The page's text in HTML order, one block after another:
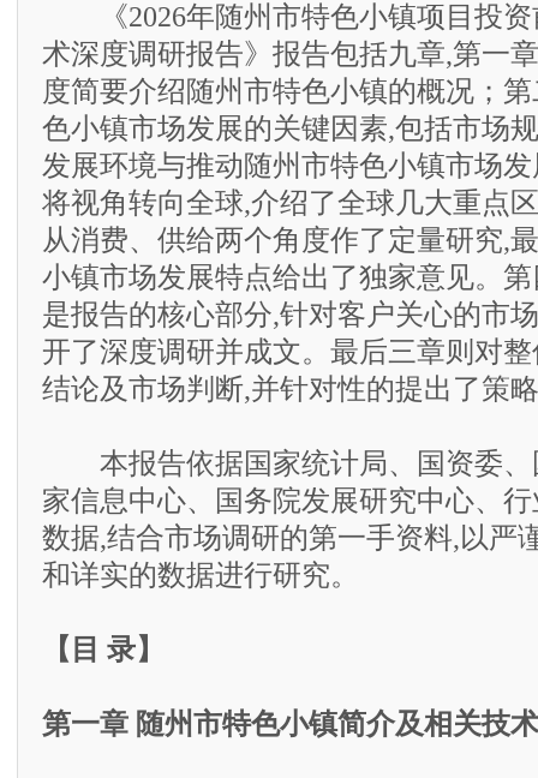
《2026年随州市特色小镇项目投资
术深度调研报告》报告包括九章,第一
度简要介绍随州市特色小镇的概况；
色小镇市场发展的关键因素,包括市场
发展环境与推动随州市特色小镇市场
将视角转向全球,介绍了全球几大重点
从消费、供给两个角度作了定量研究,
小镇市场发展特点给出了独家意见。
是报告的核心部分,针对客户关心的市
开了深度调研并成文。最后三章则对
结论及市场判断,并针对性的提出了策
本报告依据国家统计局、国资委、
家信息中心、国务院发展研究中心、
数据,结合市场调研的第一手资料,以严
和详实的数据进行研究。
【目 录】
第一章 随州市特色小镇简介及相关技